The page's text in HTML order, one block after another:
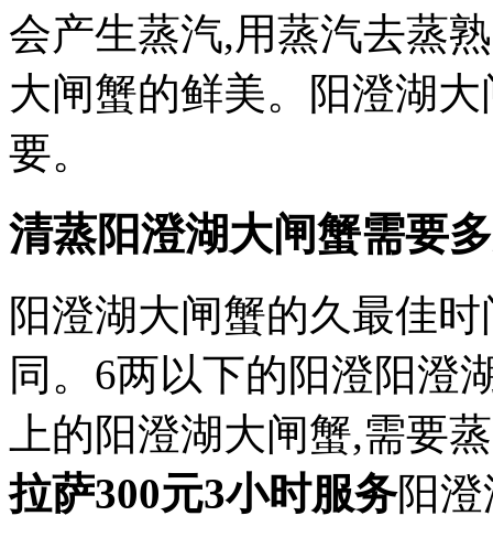
会产生蒸汽,用蒸汽去蒸
大闸蟹的鲜美。阳澄湖
要。
清蒸阳澄湖大闸蟹需要
阳澄湖大闸蟹的久最佳
同。6两以下的阳澄阳澄
上的阳澄湖大闸蟹,需要
拉萨300元3小时服务阳